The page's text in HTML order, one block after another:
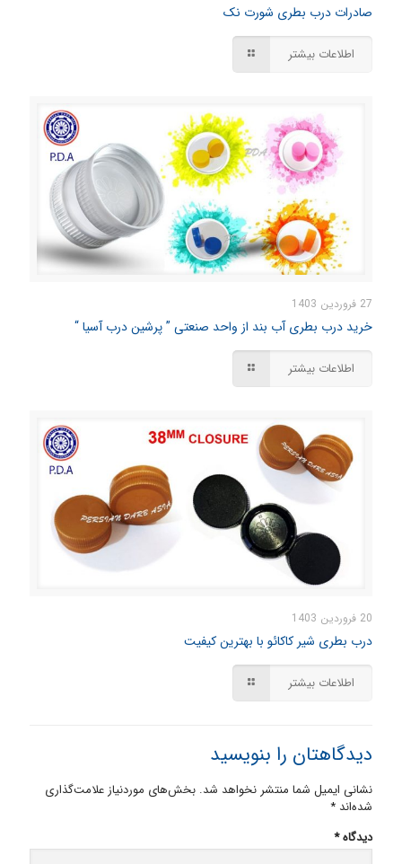
صادرات درب بطری شورت نک
اطلاعات بیشتر
27 فروردین 1403
خرید درب بطری آب بند از واحد صنعتی ” پرشین درب آسیا “
اطلاعات بیشتر
20 فروردین 1403
درب بطری شیر کاکائو با بهترین کیفیت
اطلاعات بیشتر
دیدگاهتان را بنویسید
نشانی ایمیل شما منتشر نخواهد شد. بخش‌های موردنیاز علامت‌گذاری
شده‌اند *
دیدگاه*